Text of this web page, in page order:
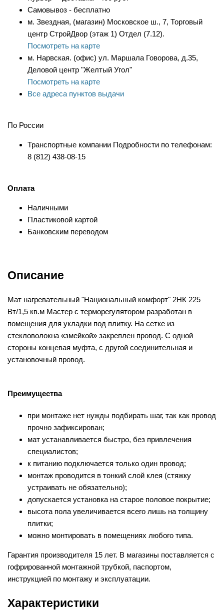
Самовывоз - бесплатно
м. Звездная, (магазин) Московское ш., 7, Торговый
центр СтройДвор (этаж 1) Отдел (7.12).
Посмотреть на карте
м. Нарвская. (офис) ул. Маршала Говорова, д.35,
Деловой центр "Желтый Угол"
Посмотреть на карте
Все адреса пунктов выдачи
По России
Транспортные компании Подробности по телефонам:
8 (812) 438-08-15
Оплата
Наличными
Пластиковой картой
Банковским переводом
Описание
Мат нагревательный "Национальный комфорт" 2НК 225
Вт/1,5 кв.м Мастер с терморегулятором разработан в
помещения для укладки под плитку. На сетке из
стекловолокна «змейкой» закреплен провод. С одной
стороны концевая муфта, с другой соединительная и
установочный провод.
Преимущества
при монтаже нет нужды подбирать шаг, так как провод
прочно зафиксирован;
мат устанавливается быстро, без привлечения
специалистов;
к питанию подключается только один провод;
монтаж проводится в тонкий слой клея (стяжку
устраивать не обязательно);
допускается установка на старое половое покрытие;
высота пола увеличивается всего лишь на толщину
плитки;
можно монтировать в помещениях любого типа.
Гарантия производителя 15 лет. В магазины поставляется с
гофрированной монтажной трубкой, паспортом,
инструкцией по монтажу и эксплуатации.
Характеристики